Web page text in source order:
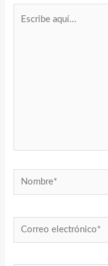
Nombre*
Correo
electrónico*